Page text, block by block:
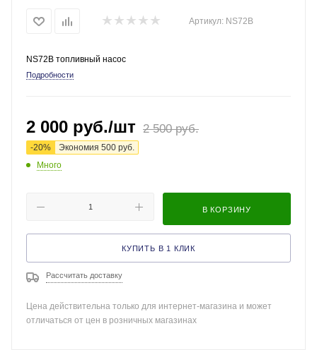
Артикул: NS72B
NS72B топливный насос
Подробности
2 000 руб./шт 2 500руб.
-20% Экономия 500 руб.
Много
В КОРЗИНУ
КУПИТЬ В 1 КЛИК
Рассчитать доставку
Цена действительна только для интернет-магазина и может
отличаться от цен в розничных магазинах